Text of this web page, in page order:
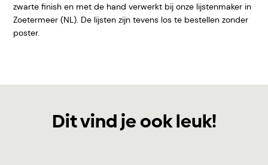
zwarte finish en met de hand verwerkt bij onze lijstenmaker in
Zoetermeer (NL). De lijsten zijn tevens los te bestellen zonder
poster.
Dit vind je ook leuk!